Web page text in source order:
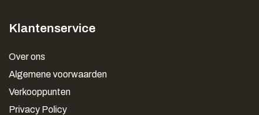
Klantenservice
Over ons
Algemene voorwaarden
Verkooppunten
Privacy Policy